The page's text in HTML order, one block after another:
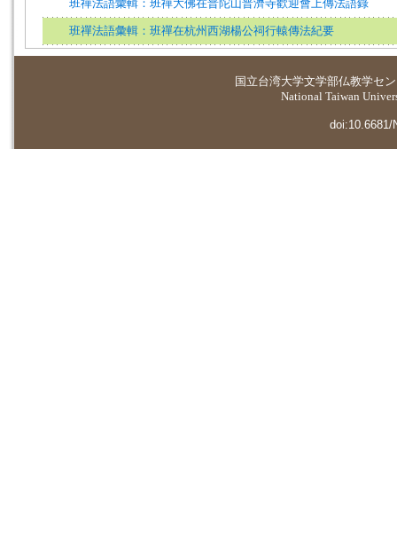
班禪法語彙輯：班禪大佛在普陀山普濟寺歡迎會上傳法語錄
班禪法語彙輯：班禪在杭州西湖楊公祠行轅傳法紀要
国立台湾大学文学部仏教学セ
National Taiwan
doi:10.6681/